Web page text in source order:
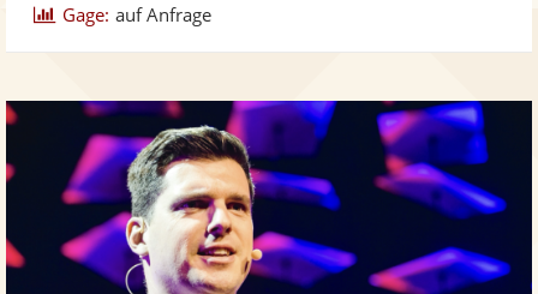
Gage: auf Anfrage